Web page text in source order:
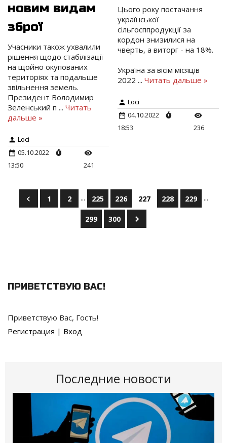
новим видам
зброї
Учасники також ухвалили
рішення щодо стабілізації
на щойно окупованих
територіях та подальше
звільнення земель.
Президент Володимир
Зеленський п ... Читать
дальше »
Loci
05.10.2022
13:50
241
Цього року постачання
української
сільгосппродукції за
кордон знизилися на
чверть, а виторг - на 18%.
Україна за вісім місяців
2022...Читать дальше »
Loci
04.10.2022
18:53
236
1 2 ... 225 226 227 228 229 ...
299 300
ПРИВЕТСТВУЮ ВАС!
Приветствую Вас, Гость!
Регистрация | Вход
Последние новости